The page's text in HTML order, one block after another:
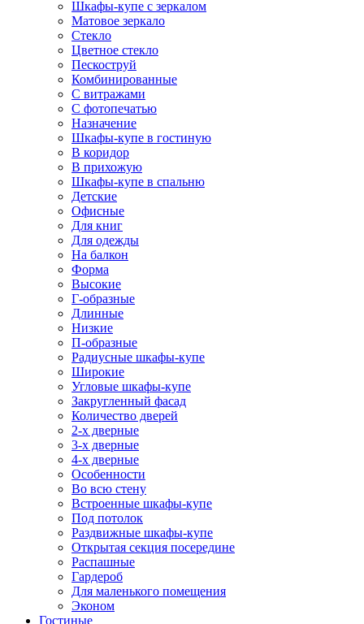
Шкафы-купе с зеркалом
Матовое зеркало
Стекло
Цветное стекло
Пескоструй
Комбинированные
С витражами
С фотопечатью
Назначение
Шкафы-купе в гостиную
В коридор
В прихожую
Шкафы-купе в спальню
Детские
Офисные
Для книг
Для одежды
На балкон
Форма
Высокие
Г-образные
Длинные
Низкие
П-образные
Радиусные шкафы-купе
Широкие
Угловые шкафы-купе
Закругленный фасад
Количество дверей
2-х дверные
3-х дверные
4-х дверные
Особенности
Во всю стену
Встроенные шкафы-купе
Под потолок
Раздвижные шкафы-купе
Открытая секция посередине
Распашные
Гардероб
Для маленького помещения
Эконом
Гостиные